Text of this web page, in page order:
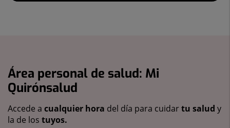
Área personal de salud: Mi
Quirónsalud
Accede a cualquier hora del día para cuidartu salud y
la de los tuyos.